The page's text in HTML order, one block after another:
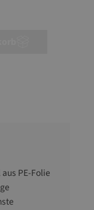
Wert
PE-Folie